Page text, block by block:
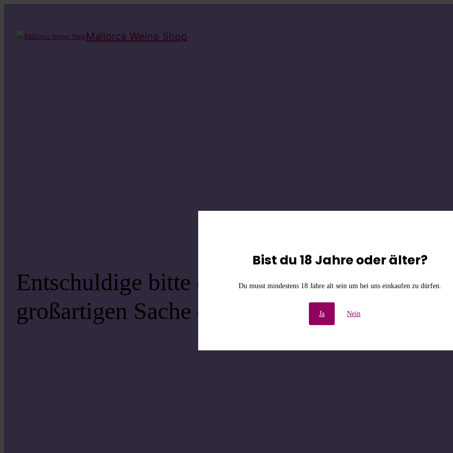
Bist du 18 Jahre oder älter?
Du musst mindestens 18 Jahre alt sein um bei uns einkaufen zu dürfen.
Ja Nein
Mallorca Weine Shop
Entschuldige bitte die Unannehmlichkeiten!
großartigen Sache – schau bald wieder vorbei!